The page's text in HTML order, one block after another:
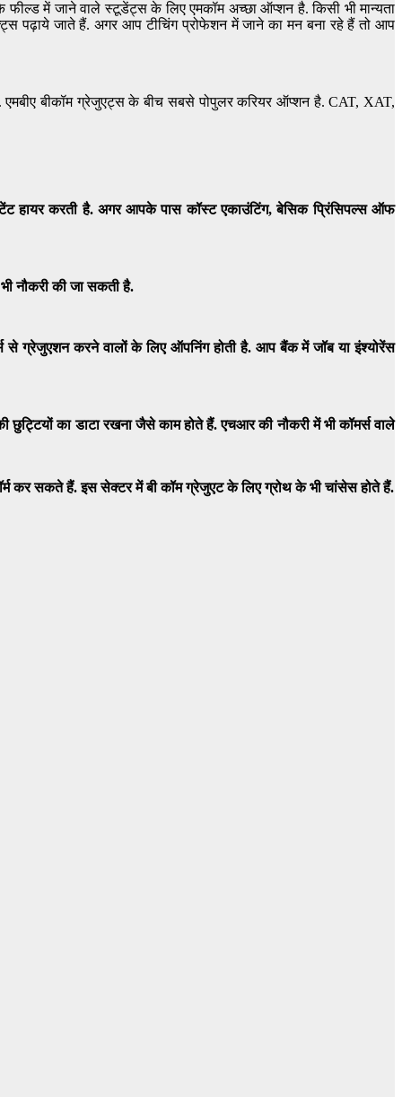
में जाने वाले स्टूडेंट्स के लिए एमकॉम अच्छा ऑप्शन है. किसी भी मान्यता
पढ़ाये जाते हैं. अगर आप टीचिंग प्रोफेशन में जाने का मन बना रहे हैं तो आप
बीकॉम ग्रेजुएट्स के बीच सबसे पोपुलर करियर ऑप्शन है. CAT, XAT,
हायर करती है. अगर आपके पास कॉस्ट एकाउंटिंग, बेसिक प्रिंसिपल्स ऑफ
नौकरी की जा सकती है.
से ग्रेजुएशन करने वालों के लिए ऑपनिंग होती है. आप बैंक में जॉब या इंश्योरेंस
का डाटा रखना जैसे काम होते हैं. एचआर की नौकरी में भी कॉमर्स वाले
कर सकते हैं. इस सेक्टर में बी कॉम ग्रेजुएट के लिए ग्रोथ के भी चांसेस होते हैं.